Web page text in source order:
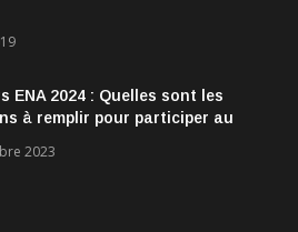
ENA 2024 : Quelles sont les
à remplir pour participer au
2023